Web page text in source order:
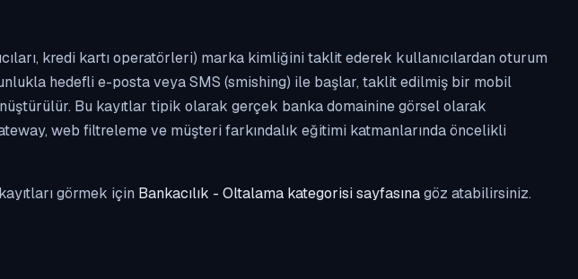
kredi kartı operatörleri) marka kimliğini taklit ederek kullanıcılardan oturum
hedefli e-posta veya SMS (smishing) ile başlar, taklit edilmiş bir mobil
Bu kayıtlar tipik olarak gerçek banka domainine görsel olarak
web filtreleme ve müşteri farkındalık eğitimi katmanlarında öncelikli
görmek için Bankacılık - Oltalama kategorisi sayfasınagöz atabilirsiniz.